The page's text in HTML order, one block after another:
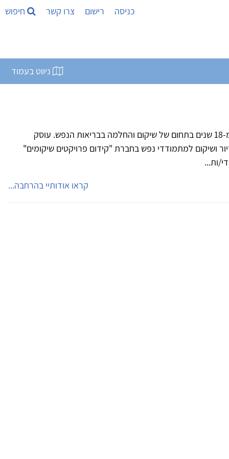
כניסה רישום צרו קשר חיפוש
ניווט בעמוד
שמי דויד לוקוף ואני עוסק למעלה מ-18 שנים בתחום של שיקום והחלמה בבריאות הנפש. עוסק
מערכי דיור ושיקום למתמודדי נפש בחברת "קידום פרויקטים שיקומים"
ות...
קראו אודותיי בהרחבה...